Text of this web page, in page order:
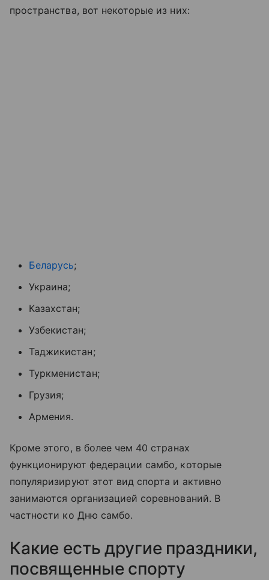
пространства, вот некоторые из них:
Беларусь;
Украина;
Казахстан;
Узбекистан;
Таджикистан;
Туркменистан;
Грузия;
Армения.
Кроме этого, в более чем 40 странах
функционируют федерации самбо, которые
популяризируют этот вид спорта и активно
занимаются организацией соревнований. В
частности ко Дню самбо.
Какие есть другие праздники,
посвященные спорту